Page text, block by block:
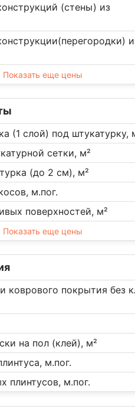
(стены) из
Показать еще цены
(1 слой) под штукатурку,
сетки, м²
(до 2 см), м²
м.пог.
поверхностей, м²
Показать еще цены
коврового покрытия без
на пол (клей), м²
м.пог.
плинтусов, м.пог.